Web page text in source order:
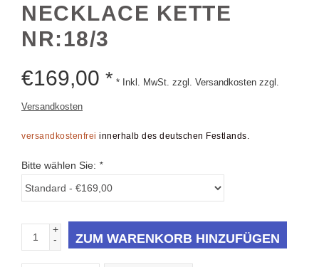
NECKLACE KETTE
NR:18/3
€169,00 * * Inkl. MwSt. zzgl. Versandkosten zzgl.
Versandkosten
versandkostenfrei innerhalb des deutschen Festlands.
Bitte wählen Sie: *
+
-
ZUM WARENKORB HINZUFÜGEN